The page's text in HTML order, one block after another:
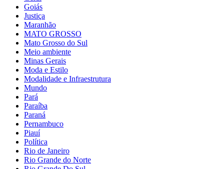
Goiás
Justiça
Maranhão
MATO GROSSO
Mato Grosso do Sul
Meio ambiente
Minas Gerais
Moda e Estilo
Modalidade e Infraestrutura
Mundo
Pará
Paraíba
Paraná
Pernambuco
Piauí
Política
Rio de Janeiro
Rio Grande do Norte